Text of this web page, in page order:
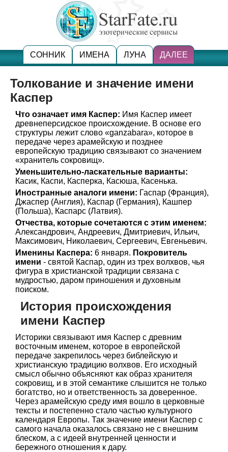
СОННИК ИМЕНА ЛУНА ДАЛЕЕ
Толкование и значение имени
Каспер
Что означает имя Каспер: Имя Каспер имеет
древнеперсидское происхождение. В основе его
структуры лежит слово «ganzabara», которое в
передаче через арамейскую и позднее
европейскую традицию связывают со значением
«хранитель сокровищ».
Уменьшительно-ласкательные варианты:
Касик, Каспи, Касперка, Касюша, Касенька.
Иностранные аналоги имени: Гаспар (Франция),
Джаспер (Англия), Каспар (Германия), Кашпер
(Польша), Каспарс (Латвия).
Отчества, которые сочетаются с этим именем:
Александрович, Андреевич, Дмитриевич, Ильич,
Максимович, Николаевич, Сергеевич, Евгеньевич.
Именины Каспера: 6 января. Покровитель
имени - святой Каспар, один из трех волхвов, чья
фигура в христианской традиции связана с
мудростью, даром приношения и духовным
поиском.
История происхождения
имени Каспер
Историки связывают имя Каспер с древним
восточным именем, которое в европейской
передаче закрепилось через библейскую и
христианскую традицию волхвов. Его исходный
смысл обычно объясняют как образ хранителя
сокровищ, и в этой семантике слышится не только
богатство, но и ответственность за доверенное.
Через арамейскую среду имя вошло в церковные
тексты и постепенно стало частью культурного
календаря Европы. Так значение имени Каспер с
самого начала оказалось связано не с внешним
блеском, а с идеей внутренней ценности и
бережного отношения к дару.